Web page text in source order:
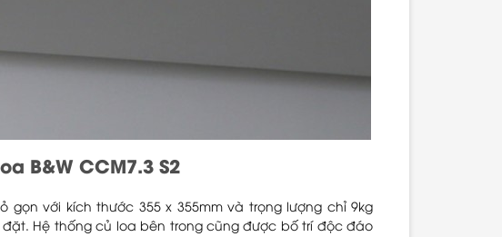
B&W CCM7.3 S2
gọn với kích thước 355 x 355mm và trọng lượng chỉ 9kg
Hệ thống củ loa bên trong cũng được bố trí độc đáo